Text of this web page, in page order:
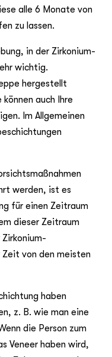
alle 6 Monate von
zu lassen.
in der Zirkonium-
wichtig.
hergestellt
auch Ihre
Im Allgemeinen
werden, ist es
für einen Zeitraum
dieser Zeitraum
von den meisten
haben
z. B. wie man eine
die Person zum
Veneer haben wird,